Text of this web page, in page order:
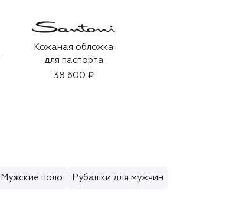
Кожаная обложка
для паспорта
38 600 ₽
Мужские поло Рубашки для мужчин